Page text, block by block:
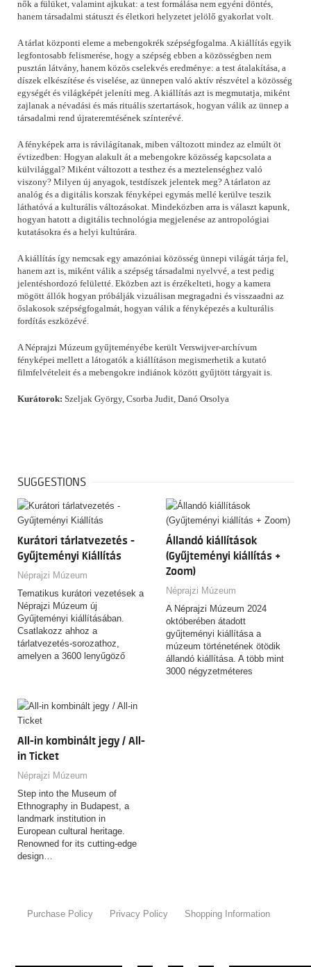
nők a fülüket, valamint ajkukat: a test formálása nem egyéni döntés,
hanem társadalmi státuszt és életkori helyzetet jelölő gyakorlat volt.
A tárlat központi eleme a mebengokrék szépségfogalma. A kiállítás egyik
legfontosabb felismerése, hogy a szépség ebben a közösségben nem
pusztán látvány, hanem közös cselekvés eredménye: a test átalakítása, a
díszek elkészítése és viselése, az ünnepen való aktív részvétel a közösség
egységét és világképét jeleníti meg. A kiállítás azt is megmutatja, miként
zajlanak a névadási és más rituális szertartások, hogyan válik az ünnep a
társadalmi rend újrateremtésének színterévé.
A fényképek arra is rávilágítanak, miben változott mindez az elmúlt öt
évtizedben: Hogyan alakult át a mebengokre közösség kapcsolata a
külvilággal? Miként változott a testhez és a meztelenséghez való
viszony? Milyen új anyagok, testdíszek jelentek meg? A tárlaton az
analóg és a digitális korszak fényképei egymás mellé kerülve teszik
láthatóvá a kulturális változásokat. Mindeközben arra is választ kapunk,
hogyan hatott a digitális technológia megjelenése az antropológiai
kutatásokra és a helyi kultúrára.
A kiállítás így nemcsak egy amazóniai közösség ünnepi világát tárja fel,
hanem azt is, miként válik a szépség társadalmi nyelvvé, a test pedig
jelentéshordozó felületté. Eközben azt is érzékelteti, hogy a kamera
mögött állók hogyan próbálják vizuálisan megragadni és visszaadni az
őslakosok szépségfogalmát, hogyan válik a fényképezés a kulturális
fordítás eszközévé.
A Néprajzi Múzeum gyűjteményébe került Verswijver-archívum
fényképei mellett a látogatók a kiállításon megismerhetik a kutató
filmfelvételeit és a mebengokre indiánok között gyűjtött tárgyait is.
Kurátorok: Szeljak György, Csorba Judit, Danó Orsolya
SUGGESTIONS
Kurátori tárlatvezetés -
Gyűjteményi Kiállítás
Néprajzi Múzeum
Tematikus kurátori vezetések a
Néprajzi Múzeum új
Gyűjteményi kiállításában.
Csatlakozz ahhoz a
tárlatvezetés-sorozathoz,
amelyen a 3600 lenyűgöző
Állandó kiállítások
(Gyűjteményi kiállítás +
Zoom)
Néprajzi Múzeum
A Néprajzi Múzeum 2024
októberében átadott
gyűjteményi kiállítása a
múzeum történetének ötödik
állandó kiállítása. A több mint
3000 négyzetméteres
All-in kombinált jegy / All-
in Ticket
Néprajzi Múzeum
Step into the Museum of
Ethnography in Budapest, a
landmark institution in
European cultural heritage.
Renowned for its cutting-edge
design…
Purchase Policy Privacy Policy Shopping Information